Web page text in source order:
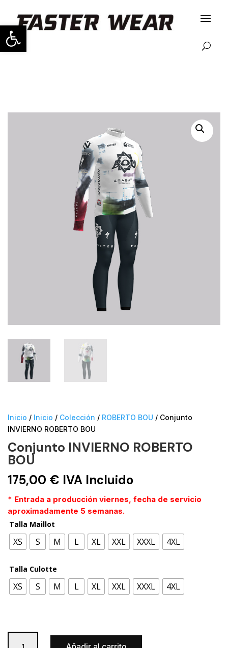
Abrir barra de herramientas
Inicio / Inicio / Colección / ROBERTO BOU / Conjunto
INVIERNO ROBERTO BOU
Conjunto INVIERNO ROBERTO
BOU
175,00 € IVA Incluido
* Entrada a producción viernes, fecha de servicio
aproximadamente 5 semanas.
Talla Maillot
XS S M L XL XXL XXXL 4XL
Talla Culotte
XS S M L XL XXL XXXL 4XL